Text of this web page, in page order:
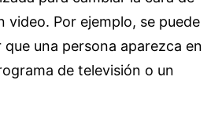
video. Por ejemplo, se puede
una persona aparezca en
de televisión o un